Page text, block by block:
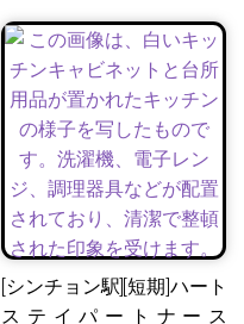
[シンチョン駅][短期]ハート
ステイパートナース